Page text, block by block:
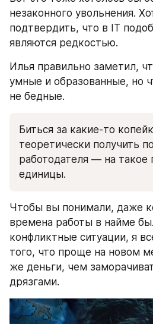
незаконного увольнения.
подтвердить, что в IT
являются редкостью.
Илья правильно заметил,
умные и образованные, но
не бедные.
Биться за какие-то
теоретически получить
работодателя — на
единицы.
Чтобы вы понимали, даже
времена работы в найме
конфликтные ситуации, я
того, что проще на новом
же деньги, чем
дрязгами.